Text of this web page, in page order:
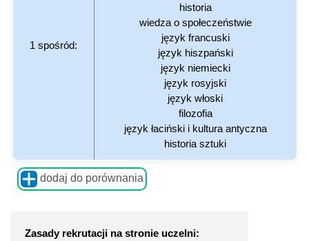
1 spośród:
historia
wiedza o społeczeństwie
język francuski
język hiszpański
język niemiecki
język rosyjski
język włoski
filozofia
język łaciński i kultura antyczna
historia sztuki
dodaj do porównania
Zasady rekrutacji na stronie uczelni: